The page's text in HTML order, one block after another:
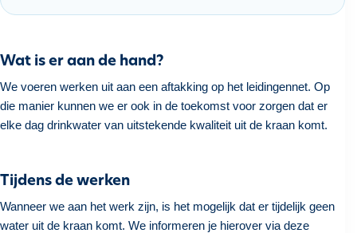
n
o
d
g
a
Wat is er aan de hand?
We voeren werken uit aan een aftakking op het leidingennet. Op
die manier kunnen we er ook in de toekomst voor zorgen dat er
elke dag drinkwater van uitstekende kwaliteit uit de kraan komt.
Tijdens de werken
Wanneer we aan het werk zijn, is het mogelijk dat er tijdelijk geen
water uit de kraan komt. We informeren je hierover via deze